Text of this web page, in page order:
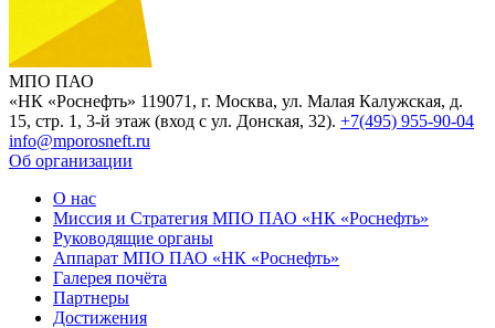
МПО ПАО
«НК «Роснефть» 119071, г. Москва, ул. Малая Калужская, д.
15, стр. 1, 3-й этаж (вход с ул. Донская, 32). +7(495) 955-90-04
info@mporosneft.ru
Об организации
О нас
Миссия и Стратегия МПО ПАО «НК «Роснефть»
Руководящие органы
Аппарат МПО ПАО «НК «Роснефть»
Галерея почёта
Партнеры
Достижения